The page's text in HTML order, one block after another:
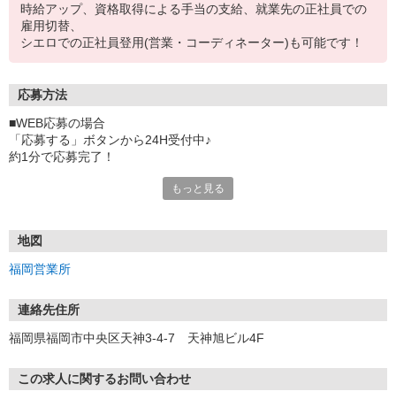
時給アップ、資格取得による手当の支給、就業先の正社員での
雇用切替、
シエロでの正社員登用(営業・コーディネーター)も可能です！
応募方法
■WEB応募の場合
「応募する」ボタンから24H受付中♪
約1分で応募完了！
①応募から3営業日を目安に、メールorお電話でご連絡します。
★スマホでWEB面接（LINEなど）・出張面接・事務所面接と選べま
す
③面接実施（履歴書不要）
※ご希望があれば、職場見学の調整もOKです！
もっと見る
地図
福岡営業所
連絡先住所
福岡県福岡市中央区天神3-4-7 天神旭ビル4F
この求人に関するお問い合わせ